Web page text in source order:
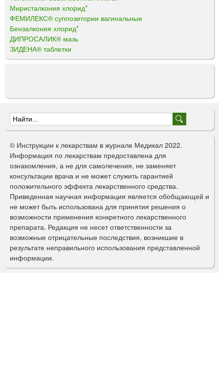
Миристалкония хлорид*
ФЕМИЛЕКС® суппозитории вагинальные
Бензалкония хлорид*
ДИПРОСАЛИК® мазь
ЗИДЕНА® таблетки
Ф
о
р
м
а
п
о
и
с
к
© Инструкции к лекарствам в журнале Медикал 2022.
Информация по лекарствам предоставлена для
ознакомления, а не для самолечения, не заменяет
консультации врача и не может служить гарантией
положительного эффекта лекарственного средства.
Приведенная научная информация является обобщающей и
не может быть использована для принятия решения о
возможности применения конкретного лекарственного
препарата. Редакция не несет ответственности за
возможные отрицательные последствия, возникшие в
результате неправильного использования представленной
информации.